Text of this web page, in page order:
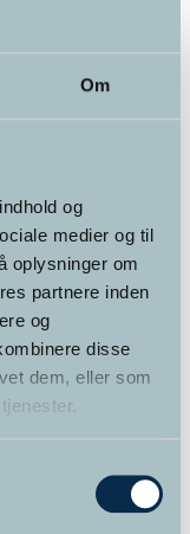
Om
og
medier og til
oplysninger om
partnere inden
og
disse
dem, eller som